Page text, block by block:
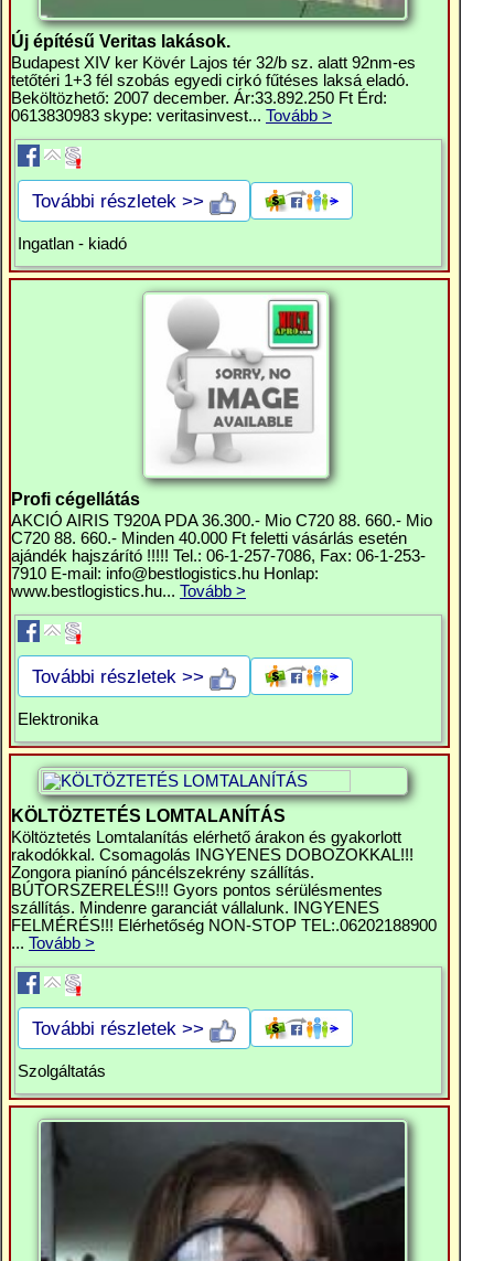
Új építésű Veritas lakások.
Budapest XIV ker Kövér Lajos tér 32/b sz. alatt 92nm-es
tetőtéri 1+3 fél szobás egyedi cirkó fűtéses laksá eladó.
Beköltözhető: 2007 december. Ár:33.892.250 Ft Érd:
0613830983 skype: veritasinvest... Tovább >
További részletek >>
Ingatlan - kiadó
Profi cégellátás
AKCIÓ AIRIS T920A PDA 36.300.- Mio C720 88. 660.- Mio
C720 88. 660.- Minden 40.000 Ft feletti vásárlás esetén
ajándék hajszárító !!!!! Tel.: 06-1-257-7086, Fax: 06-1-253-
7910 E-mail: info@bestlogistics.hu Honlap:
www.bestlogistics.hu... Tovább >
További részletek >>
Elektronika
KÖLTÖZTETÉS LOMTALANÍTÁS
Költöztetés Lomtalanítás elérhető árakon és gyakorlott
rakodókkal. Csomagolás INGYENES DOBOZOKKAL!!!
Zongora pianínó páncélszekrény szállítás.
BÚTORSZERELÉS!!! Gyors pontos sérülésmentes
szállítás. Mindenre garanciát vállalunk. INGYENES
FELMÉRÉS!!! Elérhetőség NON-STOP TEL:.06202188900
... Tovább >
További részletek >>
Szolgáltatás